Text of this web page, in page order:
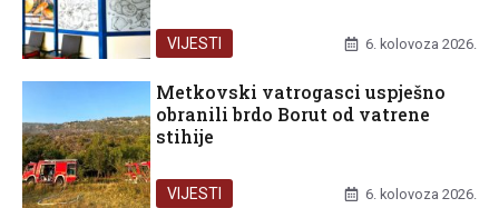
VIJESTI 6. kolovoza 2026.
Metkovski vatrogasci uspješno
obranili brdo Borut od vatrene
stihije
VIJESTI 6. kolovoza 2026.